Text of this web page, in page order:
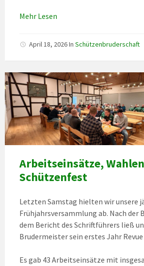
Mehr Lesen
April 18, 2026In Schützenbruderschaft
Arbeitseinsätze,
Schützenfest
Letzten Samstag hielten wir unsere
Frühjahrsversammlung ab. Nach der
dem Bericht des Schriftführers ließ
Brudermeister sein erstes Jahr
Es gab 43 Arbeitseinsätze mit